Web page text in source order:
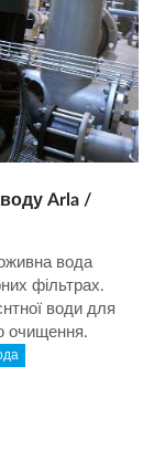
Arla /
вода
фільтрах.
води для
очищення.